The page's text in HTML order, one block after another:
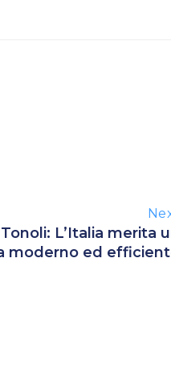
L’Italia merita
moderno ed